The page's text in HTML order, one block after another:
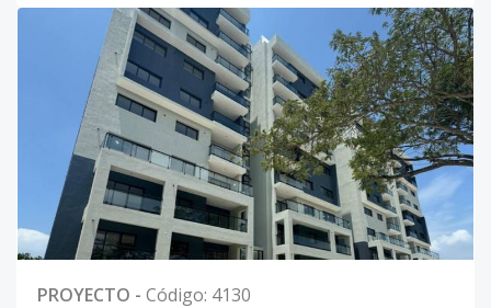
PROYECTO - Código: 4130